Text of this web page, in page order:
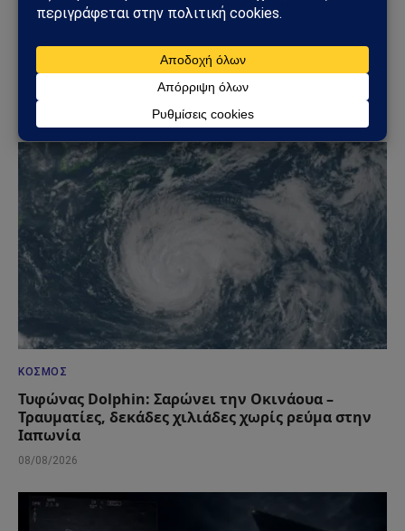
Άντονι Φάουτσι: Στο Υπουργείο Δικαιοσύνης η
υπόθεσή του – Τι πραγματικά συμβαίνει στις ΗΠΑ
ΚΌΣΜΟΣ
Τυφώνας Dolphin: Σαρώνει την Οκινάουα –
Τραυματίες, δεκάδες χιλιάδες χωρίς ρεύμα στην
Ιαπωνία
08/08/2026